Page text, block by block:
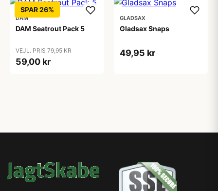
SPAR 26%
DAM
DAM Seatrout Pack 5
VEJL. PRIS 79,95 KR
59,00 kr
GLADSAX
Gladsax Snaps
49,95 kr